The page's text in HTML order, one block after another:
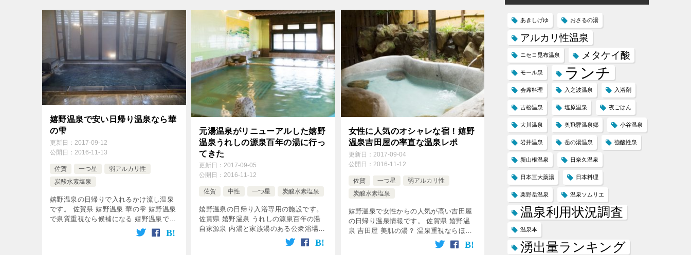
嬉野温泉で安い日帰り温泉なら華
の雫
更新日： 2017-09-12
公開日： 2016-11-13
佐賀 一つ星
弱アルカリ性
炭酸水素塩泉
嬉野温泉の日帰りで入れるかけ流し温泉
です。 佐賀県 嬉野温泉 華の雫 嬉野温泉
で泉質重視なら候補になる 嬉野温泉で日
帰り500円は安い 内湯のみです 華の雫の
日帰り入浴レポ お湯の状態は？ 公式HP
元湯温泉がリニューアルした嬉野
温泉うれしの源泉百年の湯に行っ
てきた
更新日：2017-09-05
公開日：2016-11-12
佐賀 中性 一つ星 炭酸水素塩泉
嬉野温泉の日帰り入浴専用の施設です。
佐賀県 嬉野温泉 うれしの源泉百年の湯
自家源泉 内湯と家族湯のある公衆浴場で
す 2016年夏に元湯温泉がリニューアルオ
ープン うれしの源泉百年の湯レポ 旧元
女性に人気のオシャレな宿！嬉野
温泉吉田屋の率直な温泉レポ
更新日： 2017-09-04
公開日： 2016-11-12
佐賀 一つ星
弱アルカリ性
炭酸水素塩泉
嬉野温泉で女性からの人気が高い吉田屋
の日帰り温泉情報です。 佐賀県 嬉野温
泉 吉田屋 美肌の湯？ 温泉重視ならほか
が良いかも（ごめんなさい） 料理はとて
も美味しい 吉田屋の日帰り入浴の感想
あきしげゆ おさるの湯
アルカリ性温泉
ニセコ昆布温泉 メタケイ酸
モール泉 ランチ
会席料理 入之波温泉 入浴剤
吉松温泉 塩原温泉 夜ごはん
大川温泉 奥飛騨温泉郷 小谷温泉
岩井温泉 岳の湯温泉 強酸性泉
新山根温泉 日奈久温泉
日本三大薬湯 日本料理
栗野岳温泉 温泉ソムリエ
温泉利用状況調査
温泉本
湧出量ランキング